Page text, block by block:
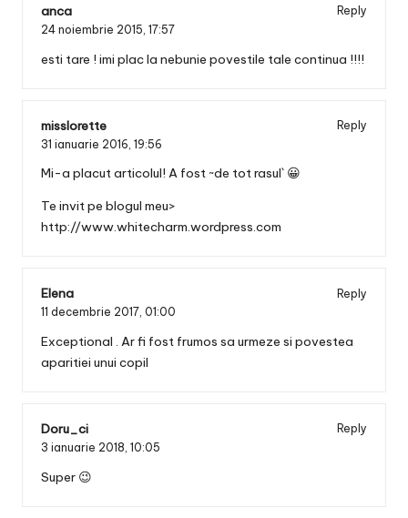
anca
Reply
24 noiembrie 2015, 17:57
esti tare ! imi plac la nebunie povestile tale continua !!!!
misslorette
Reply
31 ianuarie 2016, 19:56
Mi-a placut articolul! A fost ~de tot rasul` 😀
Te invit pe blogul meu>
http://www.whitecharm.wordpress.com
Elena
Reply
11 decembrie 2017, 01:00
Exceptional . Ar fi fost frumos sa urmeze si povestea
aparitiei unui copil
Doru_ci
Reply
3 ianuarie 2018, 10:05
Super 😉